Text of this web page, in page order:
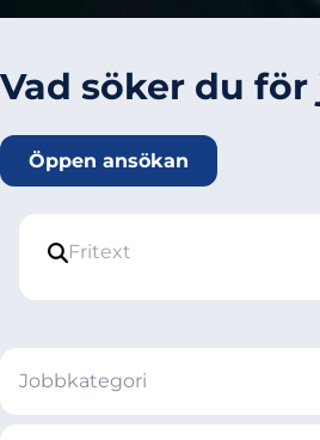
Vad söker du för
Öppen ansökan
Jobbkategori